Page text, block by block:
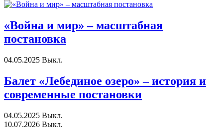
«Война и мир» – масштабная
постановка
04.05.2025 Выкл.
Балет «Лебединое озеро» – история и
современные постановки
04.05.2025 Выкл.
10.07.2026 Выкл.